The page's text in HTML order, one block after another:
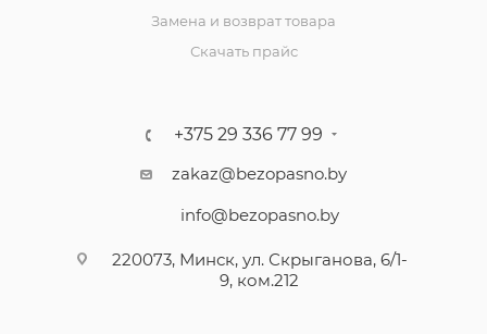
Замена и возврат товара
Скачать прайс
+375 29 336 77 99
zakaz@bezopasno.by
info@bezopasno.by
220073, Минск, ул. Скрыганова, 6/1-
9, ком.212